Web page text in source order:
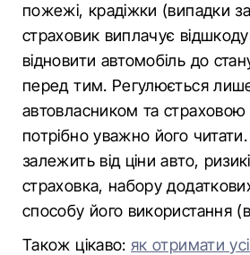
пожежі, крадіжки (випадки
страховик виплачує
відновити автомобіль до
перед тим. Регулюється
автовласником та
потрібно уважно його читати.
залежить від ціни авто,
страховка, набору
способу його використання
Також цікаво: як отримати